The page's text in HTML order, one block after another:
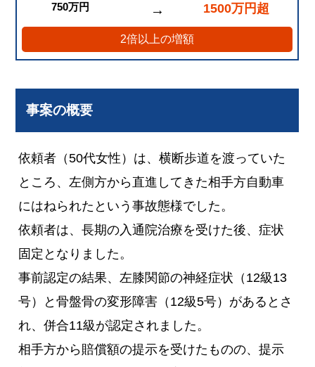
750万円 → 1500万円超
2倍以上の増額
事案の概要
依頼者（50代女性）は、横断歩道を渡っていた
ところ、左側方から直進してきた相手方自動車
にはねられたという事故態様でした。
依頼者は、長期の入通院治療を受けた後、症状
固定となりました。
事前認定の結果、左膝関節の神経症状（12級13
号）と骨盤骨の変形障害（12級5号）があるとさ
れ、併合11級が認定されました。
相手方から賠償額の提示を受けたものの、提示